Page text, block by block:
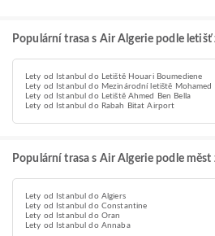
Populární trasa s Air Algerie podle letišť
Lety od Istanbul do Letiště Houari Boumediene
Lety od Istanbul do Mezinárodní letiště Mohamed
Lety od Istanbul do Letiště Ahmed Ben Bella
Lety od Istanbul do Rabah Bitat Airport
Populární trasa s Air Algerie podle měst
Lety od Istanbul do Algiers
Lety od Istanbul do Constantine
Lety od Istanbul do Oran
Lety od Istanbul do Annaba